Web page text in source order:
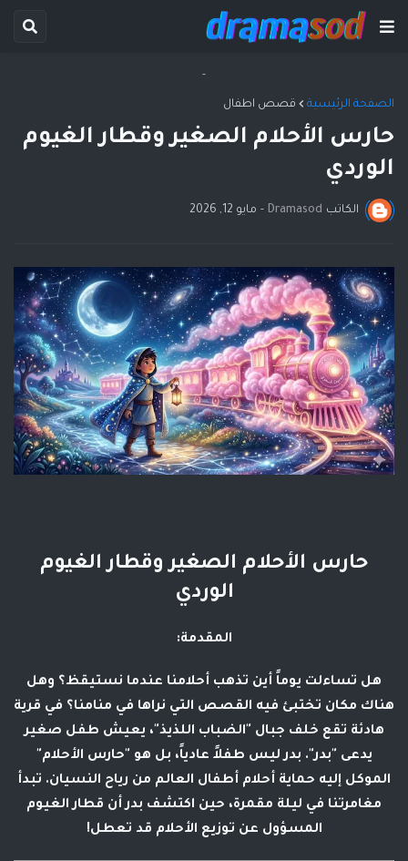
-
الصفحة الرئيسية قصص اطفال
حارس الأحلام الصغير وقطار الغيوم
الوردي
الكاتب Dramasod
- مايو 12, 2026
حارس الأحلام الصغير وقطار الغيوم
الوردي
المقدمة:
هل تساءلت يوماً أين تذهب أحلامنا عندما نستيقظ؟ وهل
هناك مكان تختبئ فيه القصص التي نراها في منامنا؟ في قرية
هادئة تقع خلف جبال "الضباب اللذيذ"، يعيش طفل صغير
يدعى "بدر". بدر ليس طفلاً عادياً، بل هو "حارس الأحلام"
الموكل إليه حماية أحلام أطفال العالم من رياح النسيان. تبدأ
مغامرتنا في ليلة مقمرة، حين اكتشف بدر أن قطار الغيوم
المسؤول عن توزيع الأحلام قد تعطل!